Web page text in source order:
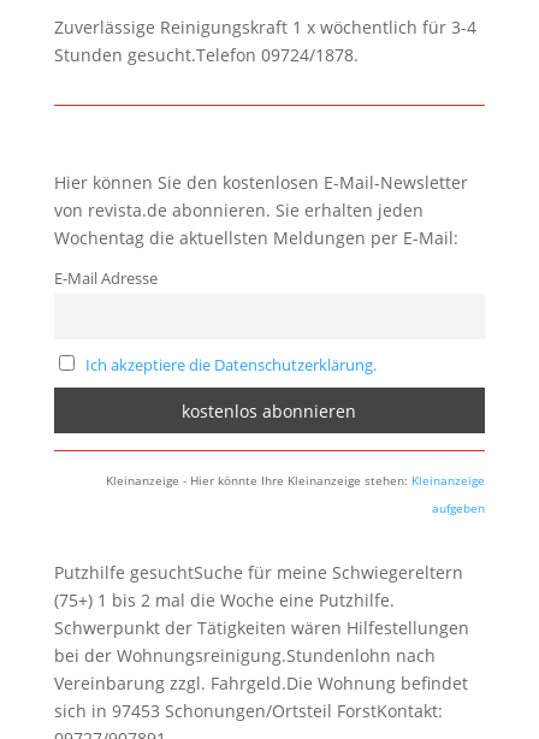
Zuverlässige Reinigungskraft 1 x wöchentlich für 3-4
Stunden gesucht.Telefon 09724/1878.
Hier können Sie den kostenlosen E-Mail-Newsletter
von revista.de abonnieren. Sie erhalten jeden
Wochentag die aktuellsten Meldungen per E-Mail:
E-Mail Adresse
Ich akzeptiere die Datenschutzerklärung.
Kleinanzeige - Hier könnte Ihre Kleinanzeige stehen: Kleinanzeige
aufgeben
Putzhilfe gesuchtSuche für meine Schwiegereltern
(75+) 1 bis 2 mal die Woche eine Putzhilfe.
Schwerpunkt der Tätigkeiten wären Hilfestellungen
bei der Wohnungsreinigung.Stundenlohn nach
Vereinbarung zzgl. Fahrgeld.Die Wohnung befindet
sich in 97453 Schonungen/Ortsteil ForstKontakt: